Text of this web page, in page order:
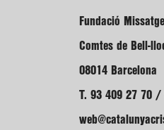
Fundació
Comtes de Bell-
08014 Barcelona
T. 93 409 27 70 /